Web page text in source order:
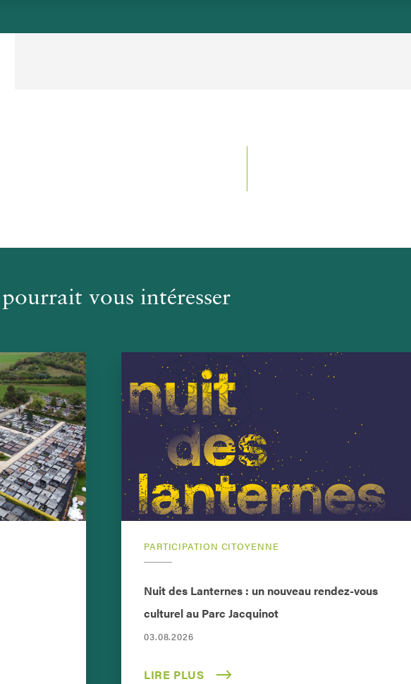
vous intéresser
PARTICIPATION CITOYENNE
Nuit des Lanternes : un nouveau rendez-vous
culturel au Parc Jacquinot
03.08.2026
LIRE PLUS